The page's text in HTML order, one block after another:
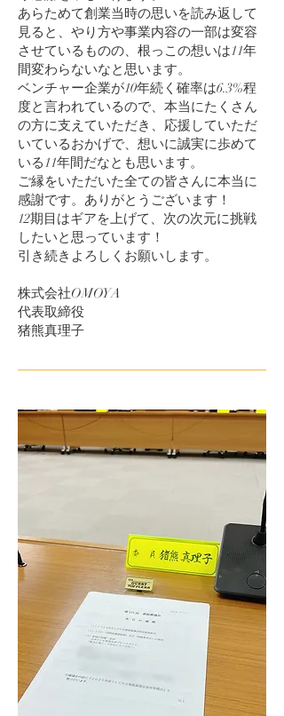
あらためて創業当時の思いを読み返して
見ると、やり方や事業内容の一部は変容
させているものの、根っこの想いは11年
間変わらないなと思います。
ベンチャー企業が10年続く確率は6.3%程
度と言われているので、本当にたくさん
の方に支えていただき、応援していただ
いているおかげで、想いに誠実に歩めて
いる11年間だなとも思います。
ご縁をいただいた全ての皆さんに本当に
感謝です。ありがとうございます！
12期目はギアを上げて、次の次元に挑戦
したいと思っています！
引き続きよろしくお願いします。
株式会社OMOYA
代表取締役
猪熊真理子